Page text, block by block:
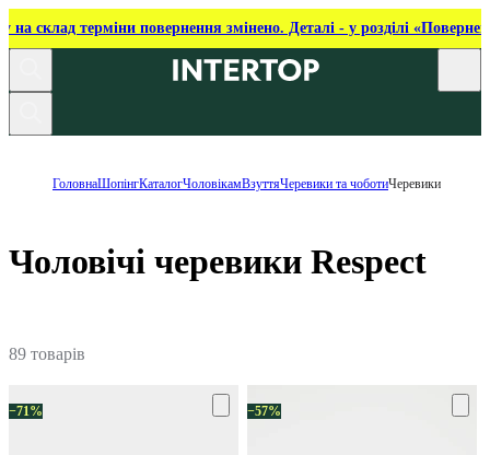
на склад терміни повернення змінено. Деталі - у розділі
ГоловнаШопінгКаталогЧоловікамВзуттяЧеревики та чоботиЧеревики
Чоловічі черевики Respect
89 товарів
−71% −57%